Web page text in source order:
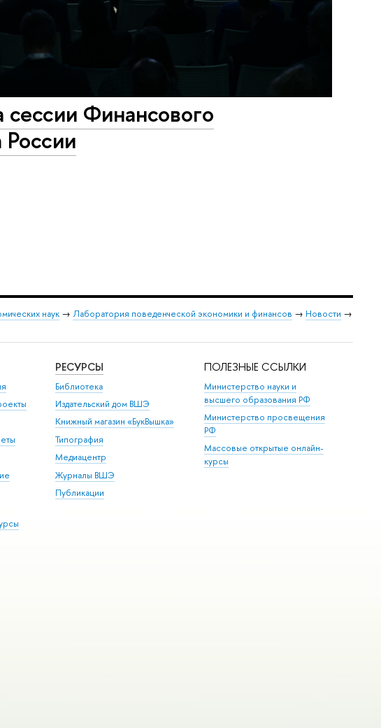
Финансового
наук → Лаборатория поведенческой экономики и финансов → Новости →
РЕСУРСЫ
Библиотека
Издательский дом ВШЭ
Книжный магазин «БукВышка»
Типография
Медиацентр
Журналы ВШЭ
Публикации
ПОЛЕЗНЫЕ ССЫЛКИ
Министерство науки и
высшего образования РФ
Министерство просвещения
РФ
Массовые открытые онлайн-
курсы